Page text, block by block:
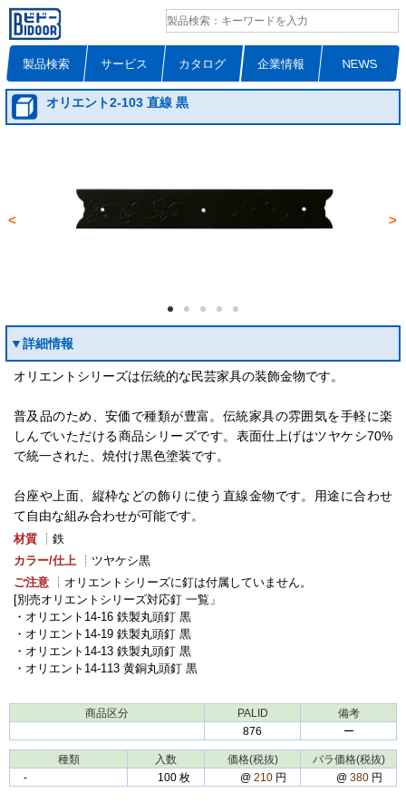
製品検索 サービス カタログ 企業情報 NEWS
オリエント2-103 直線 黒
< >
▼詳細情報
オリエントシリーズは伝統的な民芸家具の装飾金物です。
普及品のため、安価で種類が豊富。伝統家具の雰囲気を手軽に楽
しんでいただける商品シリーズです。表面仕上げはツヤケシ70%
で統一された、焼付け黒色塗装です。
台座や上面、縦枠などの飾りに使う直線金物です。用途に合わせ
て自由な組み合わせが可能です。
材質
┊鉄
カラー/仕上
┊ツヤケシ黒
ご注意
┊オリエントシリーズに釘は付属していません。
[別売オリエントシリーズ対応釘 一覧」
・オリエント14-16 鉄製丸頭釘 黒
・オリエント14-19 鉄製丸頭釘 黒
・オリエント14-13 鉄製丸頭釘 黒
・オリエント14-113 黄銅丸頭釘 黒
商品区分 PALID
備考
876
ー
種類 入数 価格(税抜)
バラ価格(税抜)
‐
100 枚 @ 210 円 @ 380 円